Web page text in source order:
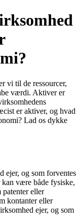
vi til de ressourcer,
værdi. Aktiver er
er aktiver, og hvad
Lad os dykke
ejer, og som forventes
være både fysiske,
patenter eller
kontanter eller
ejer, og som